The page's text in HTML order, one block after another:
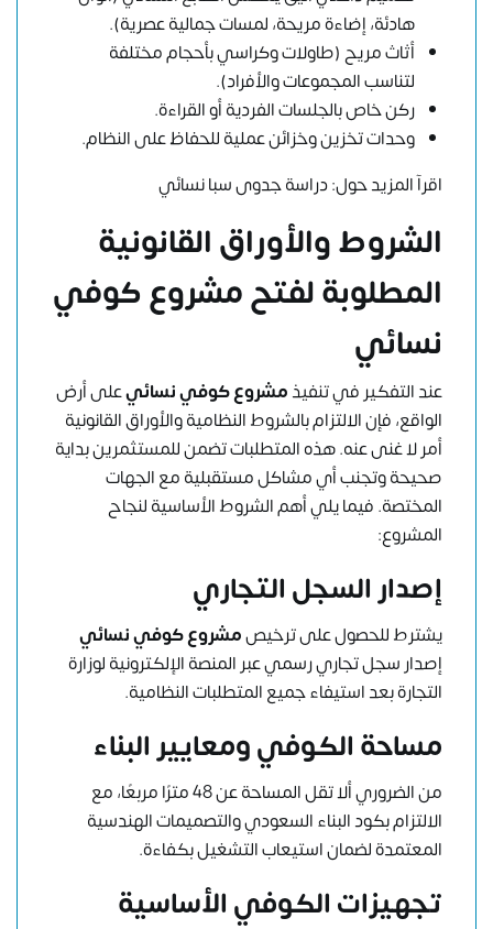
هادئة، إضاءة مريحة، لمسات جمالية عصرية).
أثاث مريح (طاولات وكراسي بأحجام مختلفة
لتناسب المجموعات والأفراد).
ركن خاص بالجلسات الفردية أو القراءة.
وحدات تخزين وخزائن عملية للحفاظ على النظام.
اقرآ المزيد حول:دراسة جدوى سبا نسائي
الشروط والأوراق القانونية
المطلوبة لفتح مشروع كوفي
نسائي
عند التفكير في تنفيذمشروع كوفي نسائيعلى أرض
الواقع، فإن الالتزام بالشروط النظامية والأوراق القانونية
أمر لا غنى عنه. هذه المتطلبات تضمن للمستثمرين بداية
صحيحة وتجنب أي مشاكل مستقبلية مع الجهات
المختصة. فيما يلي أهم الشروط الأساسية لنجاح
المشروع:
إصدار السجل التجاري
يشترط للحصول على ترخيصمشروع كوفي نسائي
إصدار سجل تجاري رسمي عبر المنصة الإلكترونية لوزارة
التجارة بعد استيفاء جميع المتطلبات النظامية.
مساحة الكوفي ومعايير البناء
من الضروري ألا تقل المساحة عن 48 مترًا مربعًا، مع
الالتزام بكود البناء السعودي والتصميمات الهندسية
المعتمدة لضمان استيعاب التشغيل بكفاءة.
تجهيزات الكوفي الأساسية